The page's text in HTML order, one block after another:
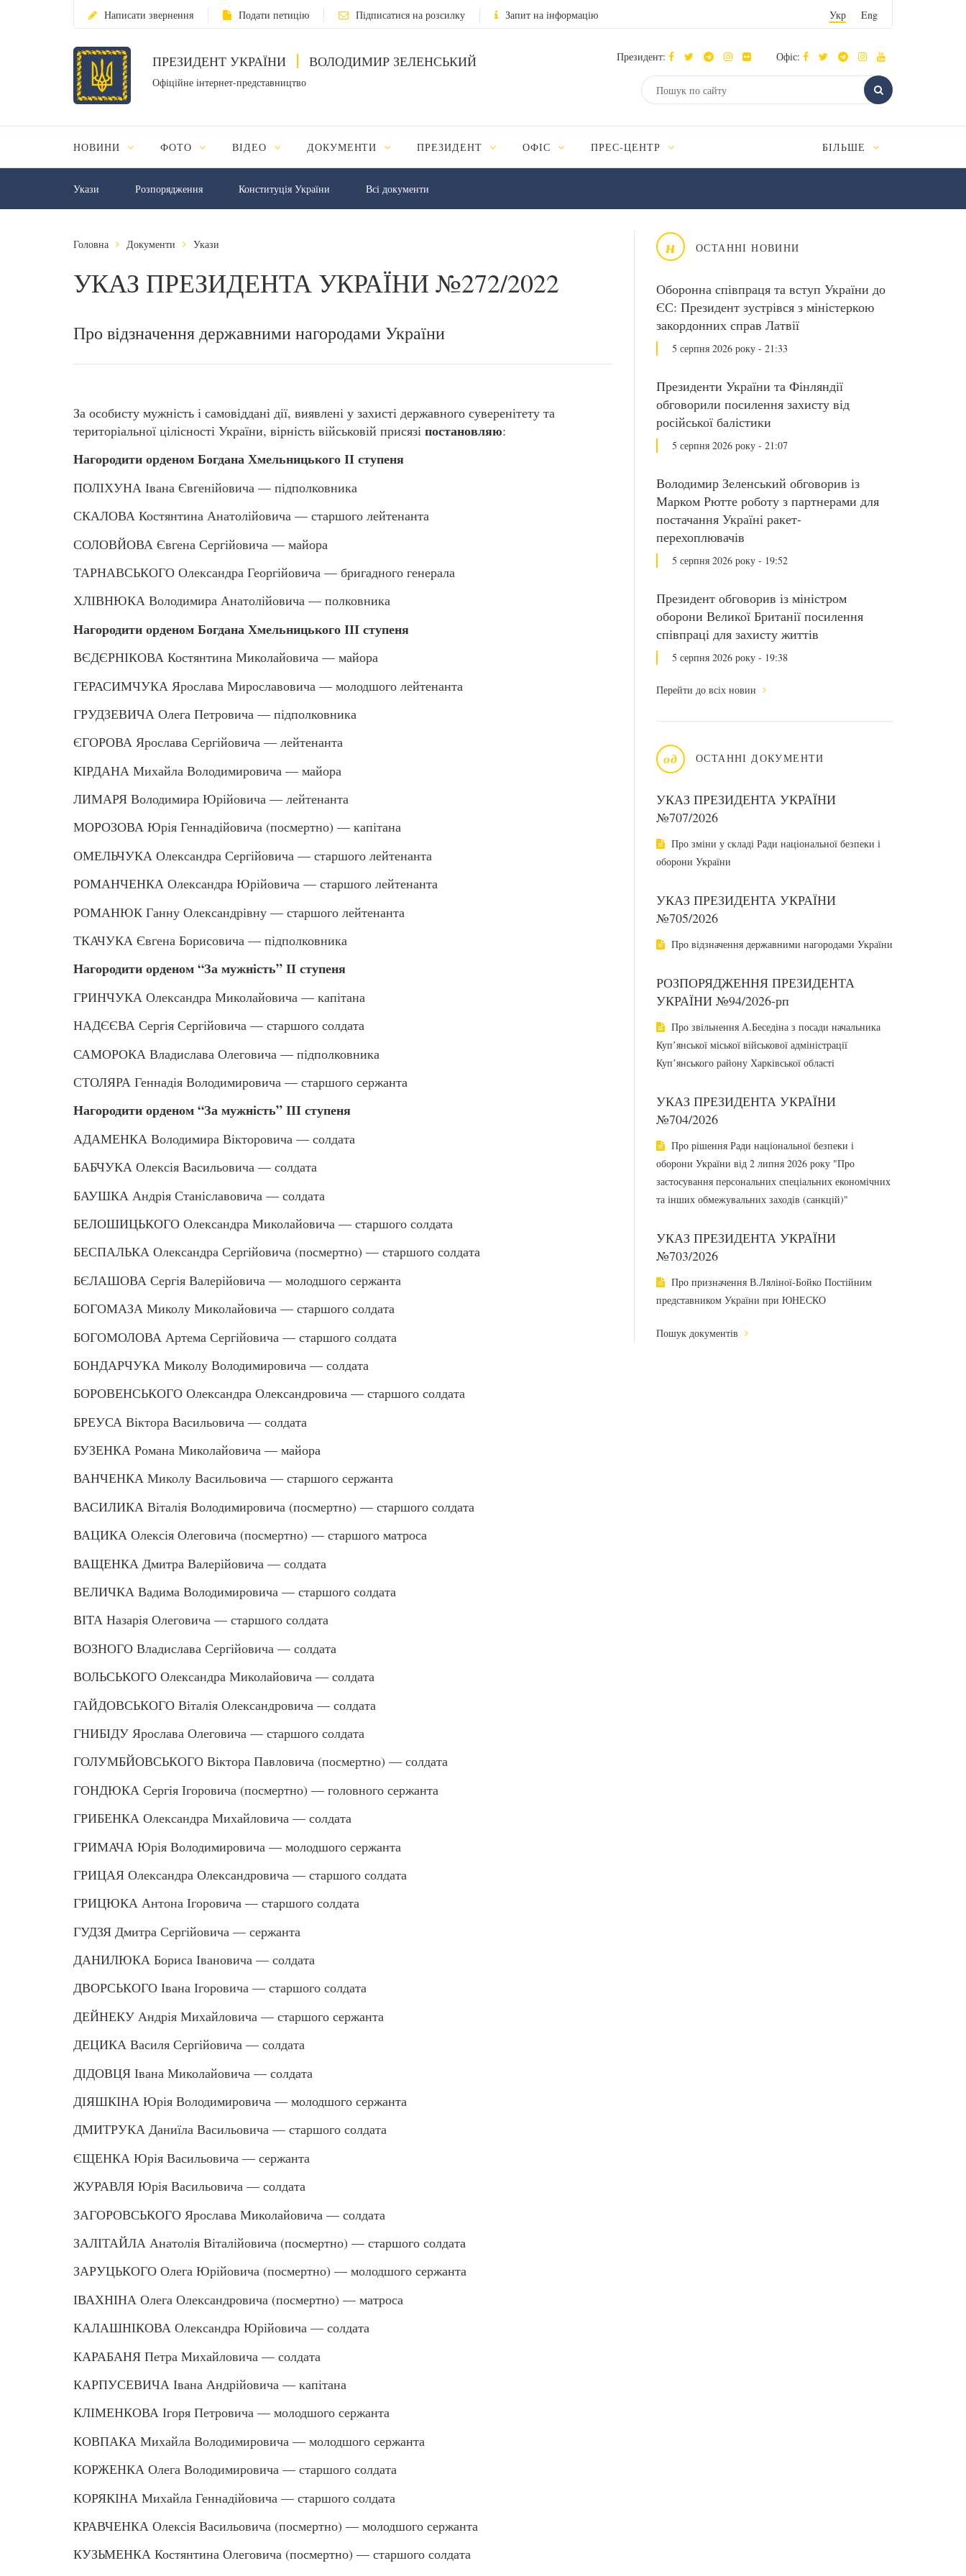
Написати звернення Подати петицію Підписатися на розсилку Запит на інформацію Укр Eng
ПРЕЗИДЕНТ УКРАЇНИ ВОЛОДИМИР ЗЕЛЕНСЬКИЙ
Офіційне інтернет-представництво
Президент: Офіс:
НОВИНИ ФОТО ВІДЕО ДОКУМЕНТИ ПРЕЗИДЕНТ ОФІС ПРЕС-ЦЕНТР БІЛЬШЕ
Укази Розпорядження Конституція України Всі документи
н ОСТАННІ НОВИНИ
Оборонна співпраця та вступ України до
ЄС: Президент зустрівся з міністеркою
закордонних справ Латвії
5 серпня 2026 року - 21:33
Президенти України та Фінляндії
обговорили посилення захисту від
російської балістики
5 серпня 2026 року - 21:07
Володимир Зеленський обговорив із
Марком Рютте роботу з партнерами для
постачання Україні ракет-
перехоплювачів
5 серпня 2026 року - 19:52
Президент обговорив із міністром
оборони Великої Британії посилення
співпраці для захисту життів
5 серпня 2026 року - 19:38
Перейти до всіх новин
од ОСТАННІ ДОКУМЕНТИ
УКАЗ ПРЕЗИДЕНТА УКРАЇНИ
№707/2026
Про зміни у складі Ради національної безпеки і
оборони України
УКАЗ ПРЕЗИДЕНТА УКРАЇНИ
№705/2026
Про відзначення державними нагородами України
РОЗПОРЯДЖЕННЯ ПРЕЗИДЕНТА
УКРАЇНИ №94/2026-рп
Про звільнення А.Беседіна з посади начальника
Купʼянської міської військової адміністрації
Купʼянського району Харківської області
УКАЗ ПРЕЗИДЕНТА УКРАЇНИ
№704/2026
Про рішення Ради національної безпеки і
оборони України від 2 липня 2026 року "Про
застосування персональних спеціальних економічних
та інших обмежувальних заходів (санкцій)"
УКАЗ ПРЕЗИДЕНТА УКРАЇНИ
№703/2026
Про призначення В.Ляліної-Бойко Постійним
представником України при ЮНЕСКО
Пошук документів
Головна Документи Укази
УКАЗ ПРЕЗИДЕНТА УКРАЇНИ №272/2022
Про відзначення державними нагородами України
За особисту мужність і самовіддані дії, виявлені у захисті державного суверенітету та
територіальної цілісності України, вірність військовій присязі постановляю:
Нагородити орденом Богдана Хмельницького ІІ ступеня
ПОЛІХУНА Івана Євгенійовича — підполковника
СКАЛОВА Костянтина Анатолійовича — старшого лейтенанта
СОЛОВЙОВА Євгена Сергійовича — майора
ТАРНАВСЬКОГО Олександра Георгійовича — бригадного генерала
ХЛІВНЮКА Володимира Анатолійовича — полковника
Нагородити орденом Богдана Хмельницького ІІІ ступеня
ВЄДЄРНІКОВА Костянтина Миколайовича — майора
ГЕРАСИМЧУКА Ярослава Мирославовича — молодшого лейтенанта
ГРУДЗЕВИЧА Олега Петровича — підполковника
ЄГОРОВА Ярослава Сергійовича — лейтенанта
КІРДАНА Михайла Володимировича — майора
ЛИМАРЯ Володимира Юрійовича — лейтенанта
МОРОЗОВА Юрія Геннадійовича (посмертно) — капітана
ОМЕЛЬЧУКА Олександра Сергійовича — старшого лейтенанта
РОМАНЧЕНКА Олександра Юрійовича — старшого лейтенанта
РОМАНЮК Ганну Олександрівну — старшого лейтенанта
ТКАЧУКА Євгена Борисовича — підполковника
Нагородити орденом “За мужність” ІІ ступеня
ГРИНЧУКА Олександра Миколайовича — капітана
НАДЄЄВА Сергія Сергійовича — старшого солдата
САМОРОКА Владислава Олеговича — підполковника
СТОЛЯРА Геннадія Володимировича — старшого сержанта
Нагородити орденом “За мужність” ІІІ ступеня
АДАМЕНКА Володимира Вікторовича — солдата
БАБЧУКА Олексія Васильовича — солдата
БАУШКА Андрія Станіславовича — солдата
БЕЛОШИЦЬКОГО Олександра Миколайовича — старшого солдата
БЕСПАЛЬКА Олександра Сергійовича (посмертно) — старшого солдата
БЄЛАШОВА Сергія Валерійовича — молодшого сержанта
БОГОМАЗА Миколу Миколайовича — старшого солдата
БОГОМОЛОВА Артема Сергійовича — старшого солдата
БОНДАРЧУКА Миколу Володимировича — солдата
БОРОВЕНСЬКОГО Олександра Олександровича — старшого солдата
БРЕУСА Віктора Васильовича — солдата
БУЗЕНКА Романа Миколайовича — майора
ВАНЧЕНКА Миколу Васильовича — старшого сержанта
ВАСИЛИКА Віталія Володимировича (посмертно) — старшого солдата
ВАЦИКА Олексія Олеговича (посмертно) — старшого матроса
ВАЩЕНКА Дмитра Валерійовича — солдата
ВЕЛИЧКА Вадима Володимировича — старшого солдата
ВІТА Назарія Олеговича — старшого солдата
ВОЗНОГО Владислава Сергійовича — солдата
ВОЛЬСЬКОГО Олександра Миколайовича — солдата
ГАЙДОВСЬКОГО Віталія Олександровича — солдата
ГНИБІДУ Ярослава Олеговича — старшого солдата
ГОЛУМБЙОВСЬКОГО Віктора Павловича (посмертно) — солдата
ГОНДЮКА Сергія Ігоровича (посмертно) — головного сержанта
ГРИБЕНКА Олександра Михайловича — солдата
ГРИМАЧА Юрія Володимировича — молодшого сержанта
ГРИЦАЯ Олександра Олександровича — старшого солдата
ГРИЦЮКА Антона Ігоровича — старшого солдата
ГУДЗЯ Дмитра Сергійовича — сержанта
ДАНИЛЮКА Бориса Івановича — солдата
ДВОРСЬКОГО Івана Ігоровича — старшого солдата
ДЕЙНЕКУ Андрія Михайловича — старшого сержанта
ДЕЦИКА Василя Сергійовича — солдата
ДІДОВЦЯ Івана Миколайовича — солдата
ДІЯШКІНА Юрія Володимировича — молодшого сержанта
ДМИТРУКА Даниїла Васильовича — старшого солдата
ЄЩЕНКА Юрія Васильовича — сержанта
ЖУРАВЛЯ Юрія Васильовича — солдата
ЗАГОРОВСЬКОГО Ярослава Миколайовича — солдата
ЗАЛІТАЙЛА Анатолія Віталійовича (посмертно) — старшого солдата
ЗАРУЦЬКОГО Олега Юрійовича (посмертно) — молодшого сержанта
ІВАХНІНА Олега Олександровича (посмертно) — матроса
КАЛАШНІКОВА Олександра Юрійовича — солдата
КАРАБАНЯ Петра Михайловича — солдата
КАРПУСЕВИЧА Івана Андрійовича — капітана
КЛІМЕНКОВА Ігоря Петровича — молодшого сержанта
КОВПАКА Михайла Володимировича — молодшого сержанта
КОРЖЕНКА Олега Володимировича — старшого солдата
КОРЯКІНА Михайла Геннадійовича — старшого солдата
КРАВЧЕНКА Олексія Васильовича (посмертно) — молодшого сержанта
КУЗЬМЕНКА Костянтина Олеговича (посмертно) — старшого солдата